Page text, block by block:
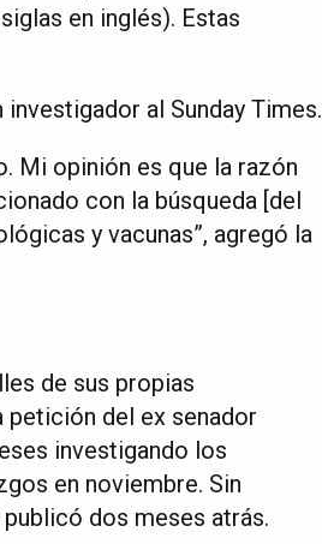
en inglés). Estas
al Sunday Times.
Mi opinión es que la razón
con la búsqueda [del
y vacunas”, agregó la
de sus propias
petición del ex senador
investigando los
en noviembre. Sin
dos meses atrás.